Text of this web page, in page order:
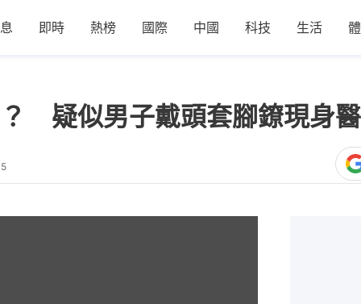
即時 熱榜 國際 中國 科技 生活
疑似男子戴頭套腳鐐現身